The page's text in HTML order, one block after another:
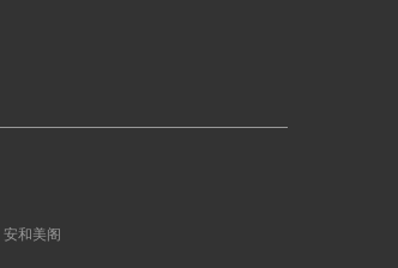
安和美阁